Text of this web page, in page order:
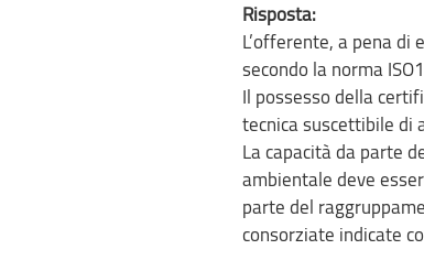
Risposta:
L’offerente, a pena
secondo la norma
Il possesso della
tecnica suscettibile di
La capacità da parte
ambientale deve
parte del
consorziate indicate